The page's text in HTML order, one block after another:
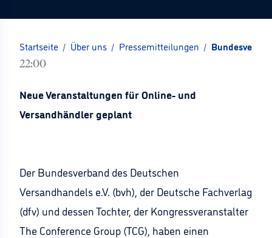
Startseite / Über uns / Pressemitteilungen /
22:00
Neue Veranstaltungen für Online- und
Versandhändler geplant
Der Bundesverband des Deutschen
Versandhandels e.V. (bvh), der Deutsche Fachverlag
(dfv) und dessen Tochter, der Kongressveranstalter
The Conference Group (TCG), haben einen